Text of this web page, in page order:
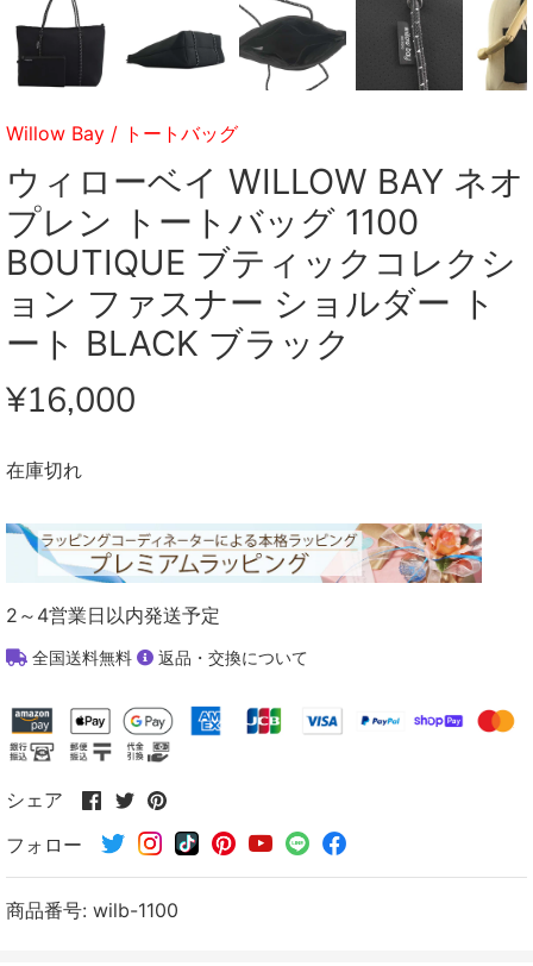
Willow Bay / トートバッグ
ウィローベイ WILLOW BAY ネオ
プレン トートバッグ 1100
BOUTIQUE ブティックコレクシ
ョン ファスナー ショルダー ト
ート BLACK ブラック
¥16,000
在庫切れ
2～4営業日以内発送予定
全国送料無料 返品・交換について
シェア
Facebook
シ
ェ
ア
Twitter
シ
ェ
ア
Pinterest
シ
ェ
ア
フォロー
商品番号: wilb-1100